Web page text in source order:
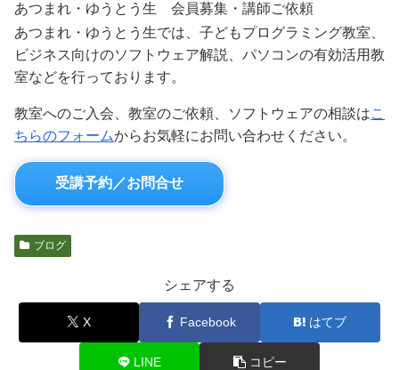
あつまれ・ゆうとう生 会員募集・講師ご依頼
あつまれ・ゆうとう生では、子どもプログラミング教室、
ビジネス向けのソフトウェア解説、パソコンの有効活用教
室などを行っております。
教室へのご入会、教室のご依頼、ソフトウェアの相談はこ
ちらのフォームからお気軽にお問い合わせください。
受講予約／お問合せ
ブログ
シェアする
X Facebook はてブ
LINE コピー